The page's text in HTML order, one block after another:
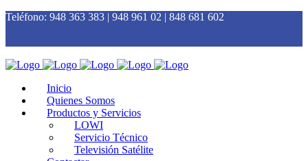
Teléfono: 948 363 383 | 948 961 02 | 848 681 602
Inicio
Quienes Somos
Productos y Servicios
LOWI
Servicio Técnico
Televisión Satélite